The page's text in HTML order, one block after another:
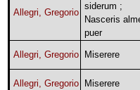
Allegri, Gregorio
siderum ;
Nasceris
puer
Allegri, Gregorio Miserere
Allegri, Gregorio Miserere